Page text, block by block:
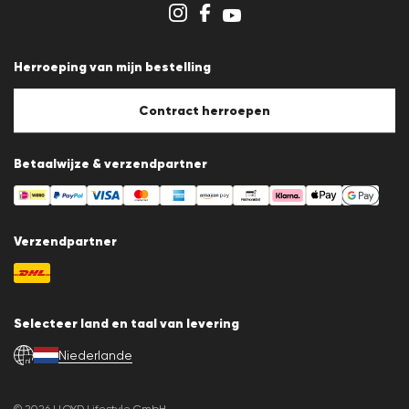
Afdruk
Cookiebeleid
Herroeping van mijn bestelling
Contract herroepen
Betaalwijze & verzendpartner
Verzendpartner
Selecteer land en taal van levering
nl Niederlande